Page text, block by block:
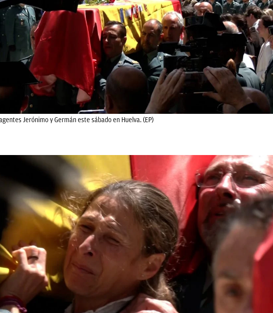
Jerónimo y Germán este sábado en Huelva. (EP)